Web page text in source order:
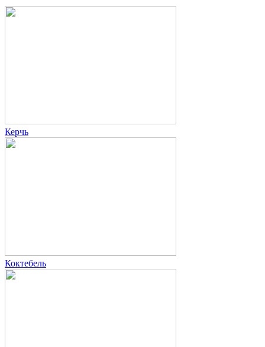
Керчь
Коктебель